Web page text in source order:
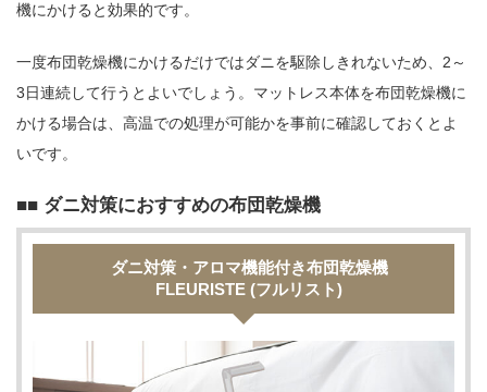
機にかけると効果的です。
一度布団乾燥機にかけるだけではダニを駆除しきれないため、2～
3日連続して行うとよいでしょう。マットレス本体を布団乾燥機に
かける場合は、高温での処理が可能かを事前に確認しておくとよ
いです。
■ ダニ対策におすすめの布団乾燥機
ダニ対策・アロマ機能付き布団乾燥機
FLEURISTE (フルリスト)